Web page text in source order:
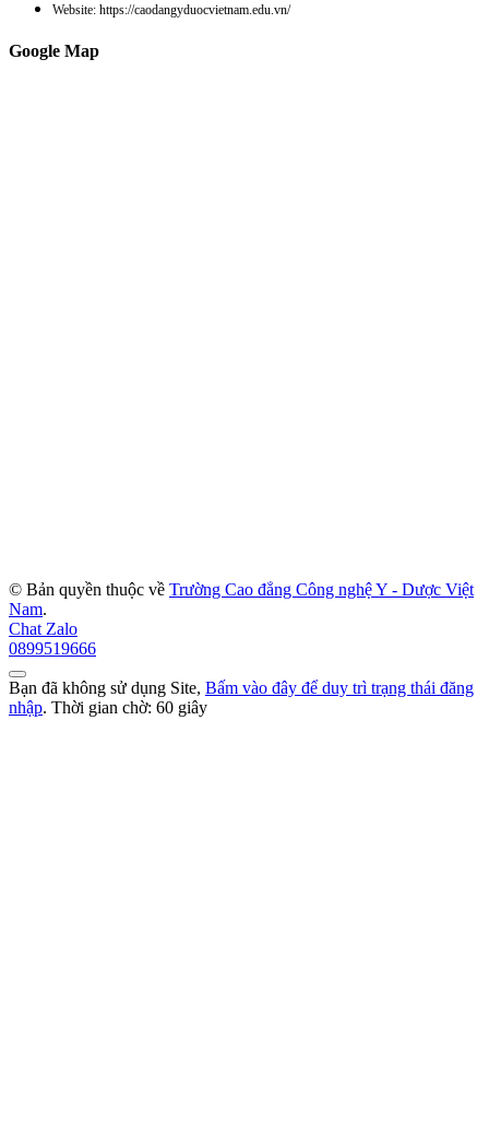
Website: https://caodangyduocvietnam.edu.vn/
Google Map
© Bản quyền thuộc về Trường Cao đẳng Công nghệ Y - Dược Việt
Nam.
Chat Zalo
0899519666
Bạn đã không sử dụng Site, Bấm vào đây để duy trì trạng thái đăng
nhập. Thời gian chờ: 60 giây